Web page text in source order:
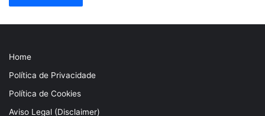
Home
Política de Privacidade
Política de Cookies
Aviso Legal (Disclaimer)